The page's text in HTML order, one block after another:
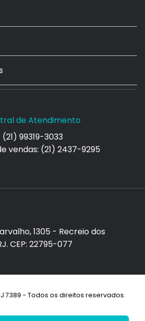
de Atendimento
(21) 99319-3033
vendas: (21) 2437-9295
1305 - Recreio dos
CEP: 22795-077
7389 - Todos os direitos reservados.